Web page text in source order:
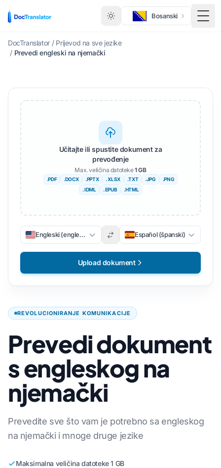
Bosanski
DocTranslator / Prijevod na sve jezike
/ Prevedi engleski na njemački
REVOLUCIONIRANJE KOMUNIKACIJE
Prevedi dokument
s engleskog na
njemački
Prevedite sve što vam je potrebno sa engleskog
na njemački i mnoge druge jezike
Maksimalna veličina datoteke 1 GB
Učitajte ili spustite dokument za
prevođenje
Max. veličina datoteke1 GB
.PDF .DOCX .PPTX . XLSX .TXT .JPG
.PNG
. IDML
. EPUB .HTML
Engleski (engleski) Español (španski)
Upload dokument